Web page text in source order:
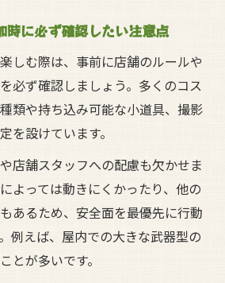
時に必ず確認したい注意点
しむ際は、事前に店舗のルールや
必ず確認しましょう。多くのコス
類や持ち込み可能な小道具、撮影
を設けています。
店舗スタッフへの配慮も欠かせま
よっては動きにくかったり、他の
あるため、安全面を最優先に行動
例えば、屋内での大きな武器型の
とが多いです。